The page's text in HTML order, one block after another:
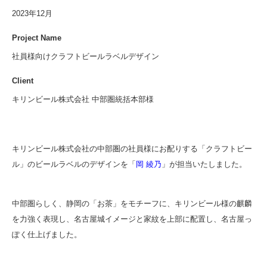
2023年12月
Project Name
社員様向けクラフトビールラベルデザイン
Client
キリンビール株式会社 中部圏統括本部様
キリンビール株式会社の中部圏の社員様にお配りする「クラフトビー
ル」のビールラベルのデザインを「 岡 綾乃 」が担当いたしました。
中部圏らしく、静岡の「お茶」をモチーフに、キリンビール様の麒麟
を力強く表現し、名古屋城イメージと家紋を上部に配置し、名古屋っ
ぽく仕上げました。